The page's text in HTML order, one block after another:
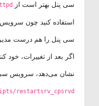
سی پنل بهتر است از
استفاده کنید چون
سی پنل را هم درست
اگر بعد از تغییرات، خود
نشان می‌دهد، سرویس سی
restartsrv_cpsrvd